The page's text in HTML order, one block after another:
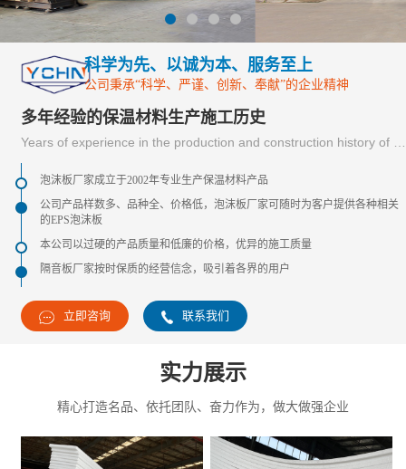
科学为先、以诚为本、服务至上
公司秉承“科学、严谨、创新、奉献”的企业精神
多年经验的保温材料生产施工历史
泡沫板厂家成立于2002年专业生产保温材料产品
公司产品样数多、品种全、价格低，泡沫板厂家可随时为客户提供各种相关
的EPS泡沫板
本公司以过硬的产品质量和低廉的价格，优异的施工质量
隔音板厂家按时保质的经营信念，吸引着各界的用户
立即咨询 联系我们
实力展示
精心打造名品、依托团队、奋力作为，做大做强企业